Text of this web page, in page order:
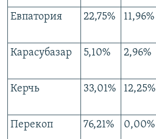
Евпатория 22,75% 11,96%
Карасубазар 5,10% 2,96%
Керчь 33,01% 12,25%
Перекоп 76,21% 0,00%